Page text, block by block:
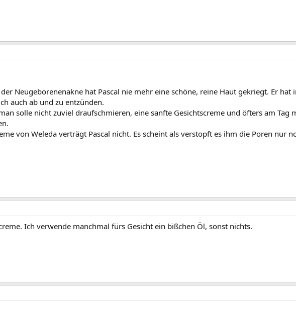
Neugeborenenakne hat Pascal nie mehr eine schöne, reine Haut gekriegt. Er
auch ab und zu entzünden.
solle nicht zuviel draufschmieren, eine sanfte Gesichtscreme und öfters am Tag
von Weleda verträgt Pascal nicht. Es scheint als verstopft es ihm die Poren nur
Ich verwende manchmal fürs Gesicht ein bißchen Öl, sonst nichts.